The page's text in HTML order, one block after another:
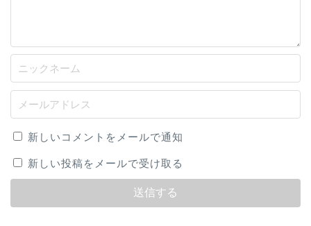
新しいコメントをメールで通知
新しい投稿をメールで受け取る